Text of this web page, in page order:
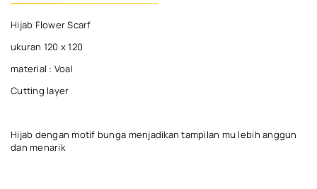
Hijab Flower Scarf
ukuran 120 x 120
material : Voal
Cutting layer
Hijab dengan motif bunga menjadikan tampilan mu lebih anggun
dan menarik